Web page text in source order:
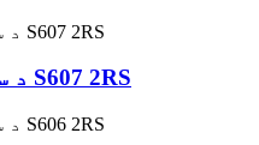
د سټینلیس سټیل بیرینګ S607 2RS